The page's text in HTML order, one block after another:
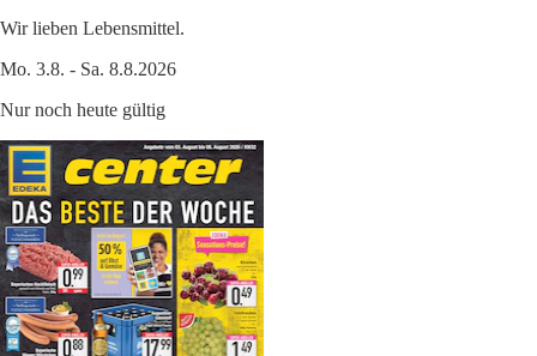
Wir lieben Lebensmittel.
Mo. 3.8. - Sa. 8.8.2026
Nur noch heute gültig